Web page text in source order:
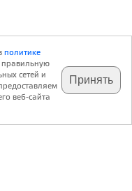
подпишитесь на наш
телеграм @archi_ru
✕
г.
политике
правильную
сетей и
веб-сайта
Принять